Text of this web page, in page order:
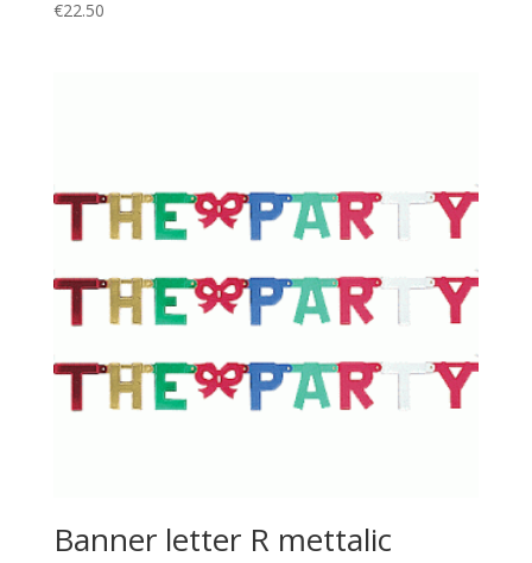
€22.50
Banner letter R mettalic